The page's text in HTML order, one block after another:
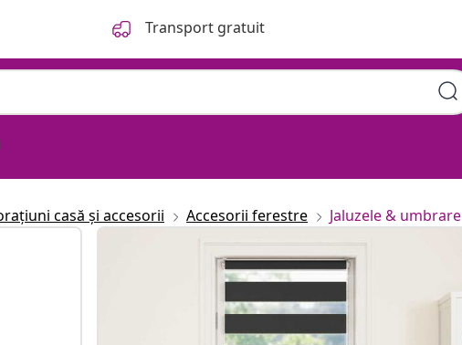
Transport gratuit
casă și accesorii Accesorii ferestre Jaluzele & umbrare